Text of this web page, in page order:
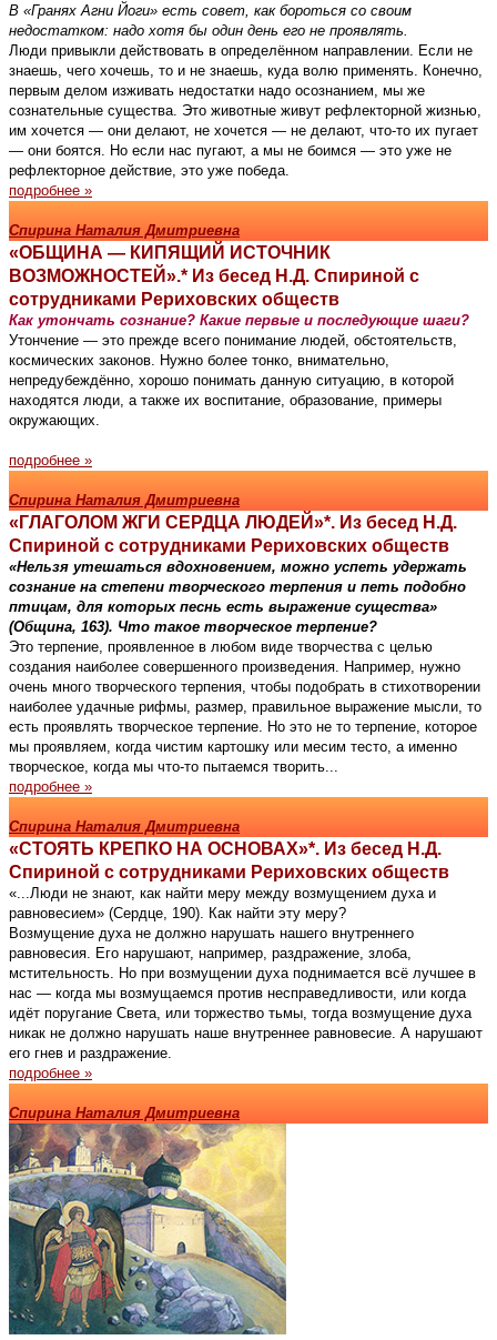
В «Гранях Агни Йоги» есть совет, как бороться со своим
недостатком: надо хотя бы один день его не проявлять.
Люди привыкли действовать в определённом направлении. Если не
знаешь, чего хочешь, то и не знаешь, куда волю применять. Конечно,
первым делом изживать недостатки надо осознанием, мы же
сознательные существа. Это животные живут рефлекторной жизнью,
им хочется — они делают, не хочется — не делают, что-то их пугает
— они боятся. Но если нас пугают, а мы не боимся — это уже не
рефлекторное действие, это уже победа.
подробнее »
Спирина Наталия Дмитриевна
«ОБЩИНА — КИПЯЩИЙ ИСТОЧНИК
ВОЗМОЖНОСТЕЙ».* Из бесед Н.Д. Спириной с
сотрудниками Рериховских обществ
Как утончать сознание? Какие первые и последующие шаги?
Утончение — это прежде всего понимание людей, обстоятельств,
космических законов. Нужно более тонко, внимательно,
непредубеждённо, хорошо понимать данную ситуацию, в которой
находятся люди, а также их воспитание, образование, примеры
окружающих.
подробнее »
Спирина Наталия Дмитриевна
«ГЛАГОЛОМ ЖГИ СЕРДЦА ЛЮДЕЙ»*. Из бесед Н.Д.
Спириной с сотрудниками Рериховских обществ
«Нельзя утешаться вдохновением, можно успеть удержать
сознание на степени творческого терпения и петь подобно
птицам, для которых песнь есть выражение существа»
(Община, 163). Что такое творческое терпение?
Это терпение, проявленное в любом виде творчества с целью
создания наиболее совершенного произведения. Например, нужно
очень много творческого терпения, чтобы подобрать в стихотворении
наиболее удачные рифмы, размер, правильное выражение мысли, то
есть проявлять творческое терпение. Но это не то терпение, которое
мы проявляем, когда чистим картошку или месим тесто, а именно
творческое, когда мы что-то пытаемся творить...
подробнее »
Спирина Наталия Дмитриевна
«СТОЯТЬ КРЕПКО НА ОСНОВАХ»*. Из бесед Н.Д.
Спириной с сотрудниками Рериховских обществ
«...Люди не знают, как найти меру между возмущением духа и
равновесием» (Сердце, 190). Как найти эту меру?
Возмущение духа не должно нарушать нашего внутреннего
равновесия. Его нарушают, например, раздражение, злоба,
мстительность. Но при возмущении духа поднимается всё лучшее в
нас — когда мы возмущаемся против несправедливости, или когда
идёт поругание Света, или торжество тьмы, тогда возмущение духа
никак не должно нарушать наше внутреннее равновесие. А нарушают
его гнев и раздражение.
подробнее »
Спирина Наталия Дмитриевна